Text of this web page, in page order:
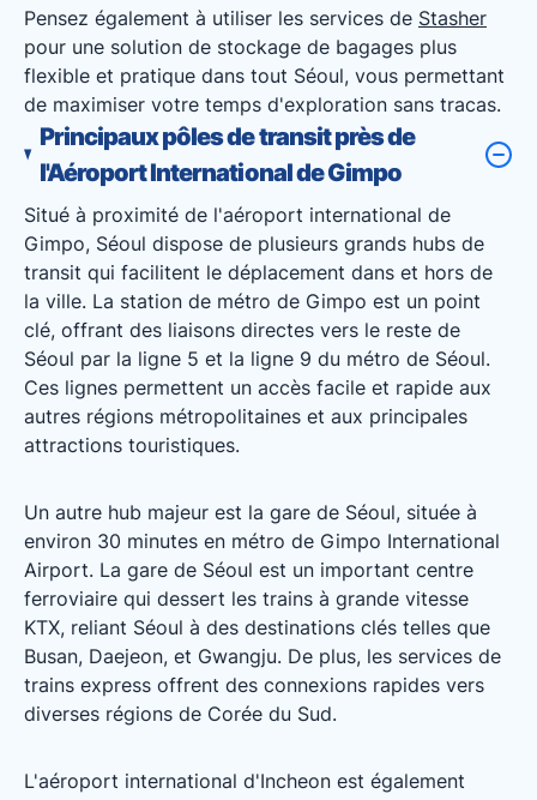
Pensez également à utiliser les services de Stasher
pour une solution de stockage de bagages plus
flexible et pratique dans tout Séoul, vous permettant
de maximiser votre temps d'exploration sans tracas.
Principaux pôles de transit près de
l'Aéroport International de Gimpo
Situé à proximité de l'aéroport international de
Gimpo, Séoul dispose de plusieurs grands hubs de
transit qui facilitent le déplacement dans et hors de
la ville. La station de métro de Gimpo est un point
clé, offrant des liaisons directes vers le reste de
Séoul par la ligne 5 et la ligne 9 du métro de Séoul.
Ces lignes permettent un accès facile et rapide aux
autres régions métropolitaines et aux principales
attractions touristiques.
Un autre hub majeur est la gare de Séoul, située à
environ 30 minutes en métro de Gimpo International
Airport. La gare de Séoul est un important centre
ferroviaire qui dessert les trains à grande vitesse
KTX, reliant Séoul à des destinations clés telles que
Busan, Daejeon, et Gwangju. De plus, les services de
trains express offrent des connexions rapides vers
diverses régions de Corée du Sud.
L'aéroport international d'Incheon est également